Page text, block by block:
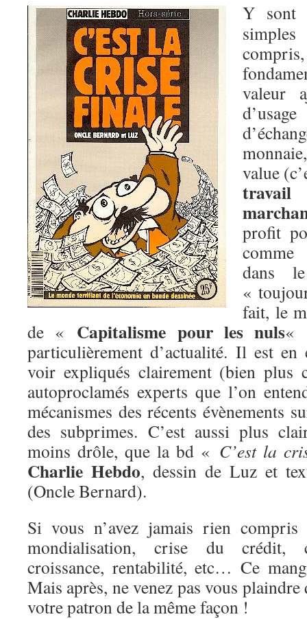
Y sont
valeur
value
travail
profit
comme
dans
«
fait, le
de « Capitalisme pour les nuls«
particulièrement d’actualité. Il est
voir expliqués clairement (bien plus
autoproclamés experts que l’on
mécanismes des récents évènements
des subprimes. C’est aussi plus
moins drôle, que la bd « C’est la
Charlie Hebdo, dessin de Luz et
(Oncle Bernard).
Si vous n’avez jamais rien
mondialisation, crise du crédit,
croissance, rentabilité, etc… Ce
Mais après, ne venez pas vous
votre patron de la même façon !